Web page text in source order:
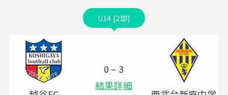
U14 [2部]
0 – 3
結果詳細